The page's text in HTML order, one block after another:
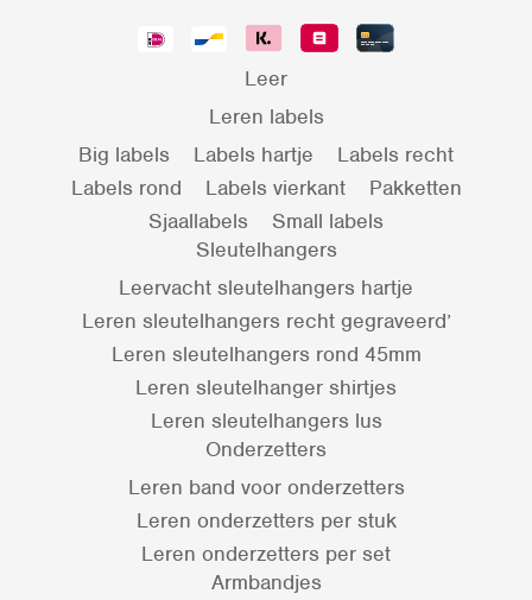
Leer
Leren labels
Big labels
Labels hartje
Labels recht
Labels rond
Labels vierkant
Pakketten
Sjaallabels
Small labels
Sleutelhangers
Leervacht sleutelhangers hartje
Leren sleutelhangers recht gegraveerd’
Leren sleutelhangers rond 45mm
Leren sleutelhanger shirtjes
Leren sleutelhangers lus
Onderzetters
Leren band voor onderzetters
Leren onderzetters per stuk
Leren onderzetters per set
Armbandjes